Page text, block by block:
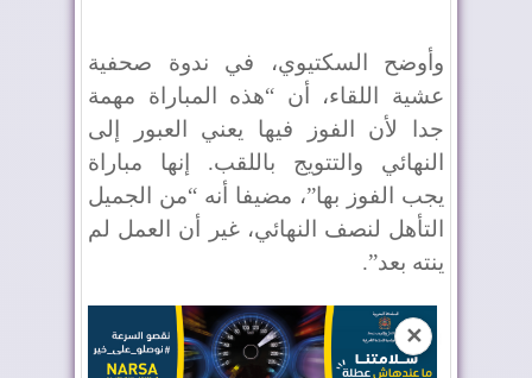
وأوضح السكتيوي، في ندوة صحفية
عشية اللقاء، أن “هذه المباراة مهمة
جدا لأن الفوز فيها يعني العبور إلى
النهائي والتتويج باللقب. إنها مباراة
يجب الفوز بها”، مضيفا أنه “من الجميل
التأهل لنصف النهائي، غير أن العمل لم
ينته بعد”.
✕